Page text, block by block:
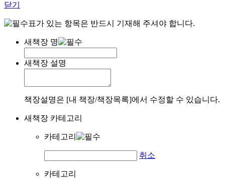
닫기
표가 있는 항목은 반드시 기재해 주셔야 합니다.
새책장 명
새책장 설명
책장설명은 [내 책장/책장목록]에서 수정할 수 있습니다.
새책장 카테고리
카테고리
취소
카테고리